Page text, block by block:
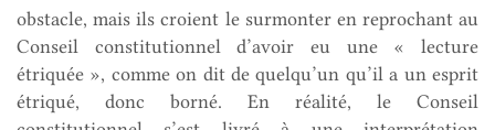
obstacle, mais ils croient le surmonter en reprochant au
Conseil constitutionnel d’avoir eu une « lecture
étriquée », comme on dit de quelqu’un qu’il a un esprit
étriqué, donc borné. En réalité, le Conseil